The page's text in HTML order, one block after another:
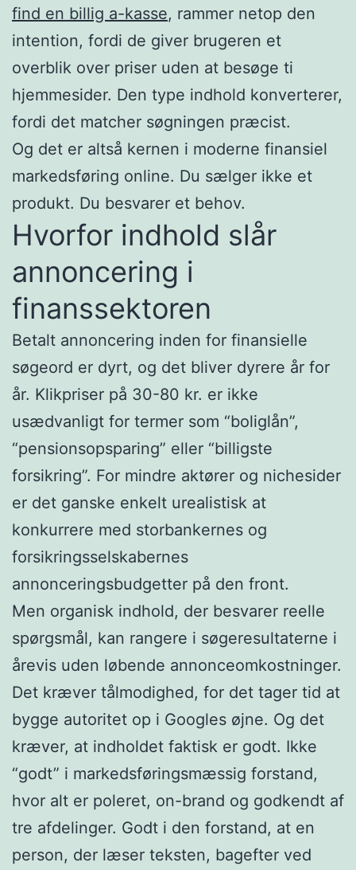
find en billig a-kasse, rammer netop den
intention, fordi de giver brugeren et
overblik over priser uden at besøge ti
hjemmesider. Den type indhold konverterer,
fordi det matcher søgningen præcist.
Og det er altså kernen i moderne finansiel
markedsføring online. Du sælger ikke et
produkt. Du besvarer et behov.
Hvorfor indhold slår
annoncering i
finanssektoren
Betalt annoncering inden for finansielle
søgeord er dyrt, og det bliver dyrere år for
år. Klikpriser på 30-80 kr. er ikke
usædvanligt for termer som “boliglån”,
“pensionsopsparing” eller “billigste
forsikring”. For mindre aktører og nichesider
er det ganske enkelt urealistisk at
konkurrere med storbankernes og
forsikringsselskabernes
annonceringsbudgetter på den front.
Men organisk indhold, der besvarer reelle
spørgsmål, kan rangere i søgeresultaterne i
årevis uden løbende annonceomkostninger.
Det kræver tålmodighed, for det tager tid at
bygge autoritet op i Googles øjne. Og det
kræver, at indholdet faktisk er godt. Ikke
“godt” i markedsføringsmæssig forstand,
hvor alt er poleret, on-brand og godkendt af
tre afdelinger. Godt i den forstand, at en
person, der læser teksten, bagefter ved